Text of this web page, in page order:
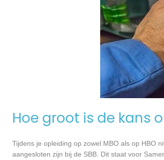
Hoe groot is de kans
Tijdens je opleiding op zowel MBO als op HBO
aangesloten zijn bij de SBB. Dit staat voor